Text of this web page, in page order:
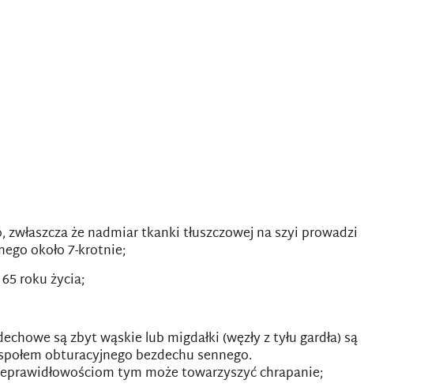
że nadmiar tkanki tłuszczowej na szyi prowadzi
około 7-krotnie;
roku życia;
są zbyt wąskie lub migdałki (węzły z tyłu gardła) są
obturacyjnego bezdechu sennego.
tym może towarzyszyć chrapanie;